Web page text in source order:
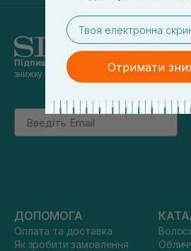
Підпишись на наші новинита отримуй
знижку 5% на перше замовлення
Email
ДОПОМОГА
Оплата та доставка
Як зробити замовлення
email
Отримати